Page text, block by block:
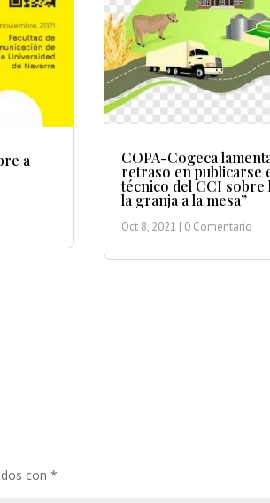
a COPA-Cogeca
retraso en publicarse
técnico del CCI sobre
la granja a la mesa”
Oct 8, 2021 | 0 Comentario
con*